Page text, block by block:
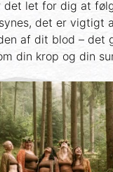
det let for dig at
det er vigtigt
af dit blod – det
din krop og din